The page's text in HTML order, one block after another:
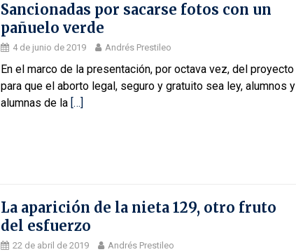
Sancionadas por sacarse fotos con un
pañuelo verde
4 de junio de 2019 Andrés Prestileo
En el marco de la presentación, por octava vez, del proyecto
para que el aborto legal, seguro y gratuito sea ley, alumnos y
alumnas de la […]
La aparición de la nieta 129, otro fruto
del esfuerzo
22 de abril de 2019 Andrés Prestileo